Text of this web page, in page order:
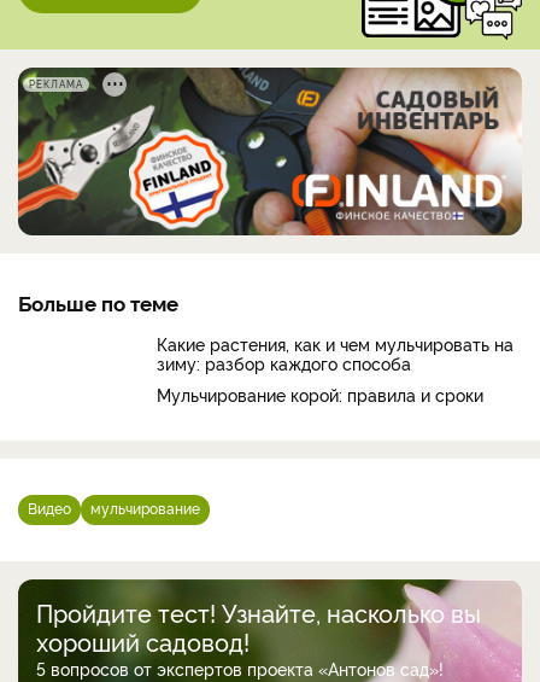
РЕКЛАМА
Больше по теме
Какие растения, как и чем мульчировать на
зиму: разбор каждого способа
Мульчирование корой: правила и сроки
Видео мульчирование
Пройдите тест! Узнайте, насколько вы
хороший садовод!
5 вопросов от экспертов проекта «Антонов сад»!